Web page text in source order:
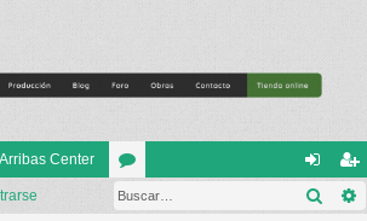
Center
or de eg